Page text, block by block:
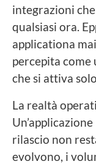
integrazioni
qualsiasi ora.
applicationa
percepita come
che si attiva
La realtà
rilascio non
evolvono, i